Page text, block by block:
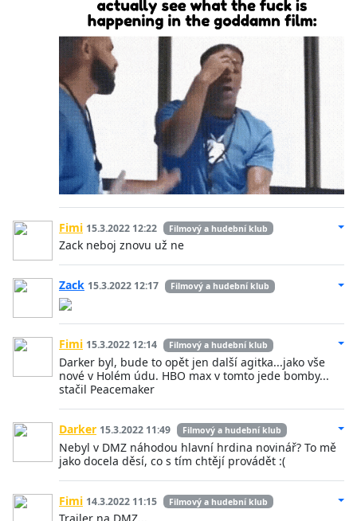
Fimi 15.3.2022 12:22 Filmový a hudební klub
Zack neboj znovu už ne
Zack 15.3.2022 12:17 Filmový a hudební klub
Fimi 15.3.2022 12:14 Filmový a hudební klub
Darker byl, bude to opět jen další agitka...jako vše
nové v Holém údu. HBO max v tomto jede bomby...
stačil Peacemaker
Darker 15.3.2022 11:49 Filmový a hudební klub
Nebyl v DMZ náhodou hlavní hrdina novinář? To mě
jako docela děsí, co s tím chtějí provádět :(
Fimi 14.3.2022 11:15 Filmový a hudební klub